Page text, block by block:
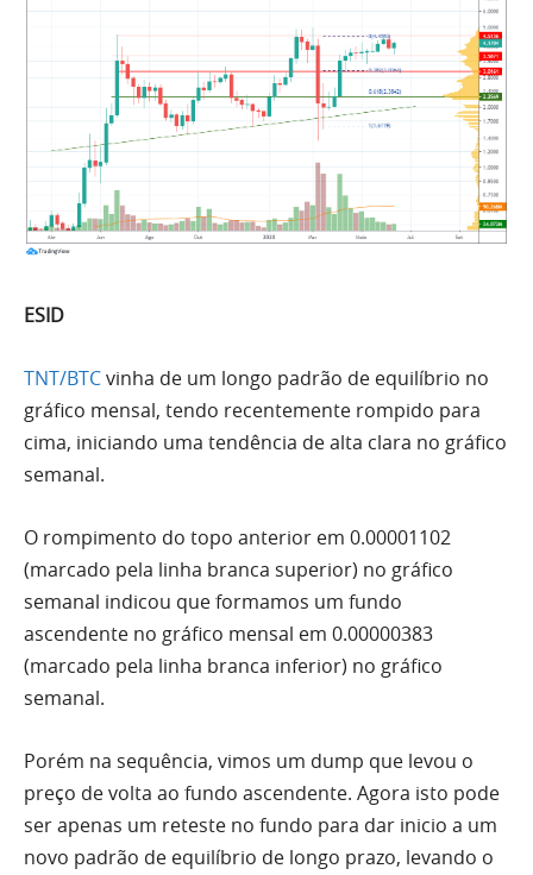
ESID
TNT/BTCvinha de um longo padrão de equilíbrio no
gráfico mensal, tendo recentemente rompido para
cima, iniciando uma tendência dealta clara no gráfico
semanal.
O rompimento do topo anterior em 0.00001102
(marcado pela linha branca superior) no gráfico
semanal indicou que formamos um fundo
ascendente no gráfico mensal em 0.00000383
(marcado pela linha branca inferior) no gráfico
semanal.
Porém na sequência, vimos um dump que levou o
preço de volta ao fundo ascendente. Agora isto pode
ser apenas um reteste no fundo para dar inicio a um
novo padrão de equilíbrio de longo prazo, levando o